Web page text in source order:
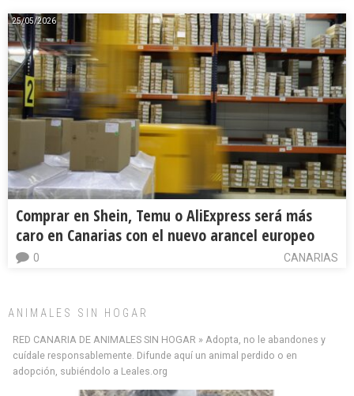
25/05/2026
Comprar en Shein, Temu o AliExpress será más
caro en Canarias con el nuevo arancel europeo
CANARIAS
0
ANIMALES SIN HOGAR
RED CANARIA DE ANIMALES SIN HOGAR » Adopta, no le abandones y
cuídale responsablemente. Difunde aquí un animal perdido o en
adopción, subiéndolo a Leales.org
» Míralo en todos los navegadores y en Google Play con Leales.org o en todas las
redes sociales c...
Leales.org » Gran Canaria